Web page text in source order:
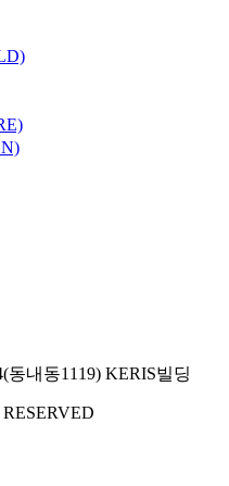
동내동1119) KERIS빌딩